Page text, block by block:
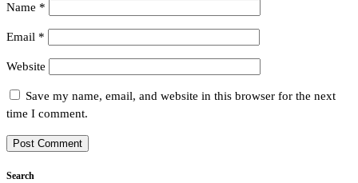
Name *
Email *
Website
Save my name, email, and website in this browser for the next
time I comment.
Search